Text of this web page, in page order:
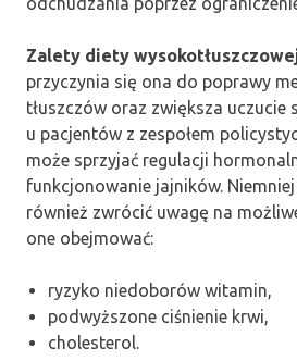
Zalety diety
przyczynia się ona do poprawy
tłuszczów oraz zwiększa uczucie
u pacjentów z zespołem
może sprzyjać regulacji
funkcjonowanie jajników.
również zwrócić uwagę na
one obejmować:
ryzyko niedoborów witamin,
podwyższone ciśnienie krwi,
cholesterol.